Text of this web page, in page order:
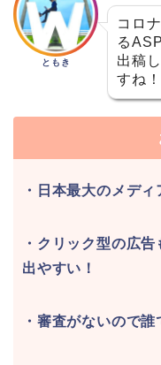
ともき
コロ
る
出稿
すね！
・日本最大のメディ
・クリック型の広
出やすい！
・審査がないので誰